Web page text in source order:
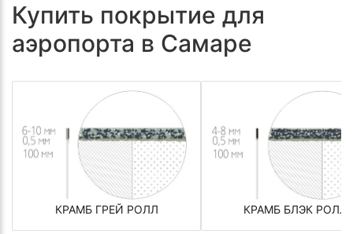
Купить покрытие для
аэропорта в Самаре
КРАМБ ГРЕЙ РОЛЛ КРАМБ БЛЭК РОЛЛ